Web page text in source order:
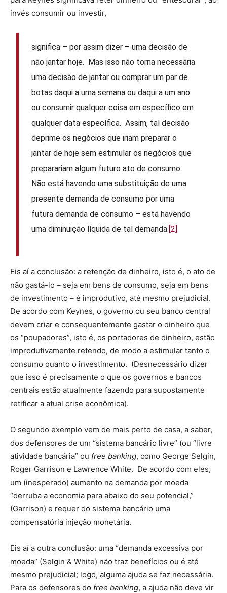
invés consumir ou investir,
significa – por assim dizer – uma decisão de
não jantar hoje. Mas isso não torna necessária
uma decisão de jantar ou comprar um par de
botas daqui a uma semana ou daqui a um ano
ou consumir qualquer coisa em específico em
qualquer data específica. Assim, tal decisão
deprime os negócios que iriam preparar o
jantar de hoje sem estimular os negócios que
preparariam algum futuro ato de consumo.
Não está havendo uma substituição de uma
presente demanda de consumo por uma
futura demanda de consumo – está havendo
uma diminuição líquida de tal demanda.[2]
Eis aí a conclusão: a retenção de dinheiro, isto é, o ato de
não gastá-lo – seja em bens de consumo, seja em bens
de investimento – é improdutivo, até mesmo prejudicial.
De acordo com Keynes, o governo ou seu banco central
devem criar e consequentemente gastar o dinheiro que
os “poupadores”, isto é, os portadores de dinheiro, estão
improdutivamente retendo, de modo a estimular tanto o
consumo quanto o investimento. (Desnecessário dizer
que isso é precisamente o que os governos e bancos
centrais estão atualmente fazendo para supostamente
retificar a atual crise econômica).
O segundo exemplo vem de mais perto de casa, a saber,
dos defensores de um “sistema bancário livre” (ou “livre
atividade bancária” ou free banking, como George Selgin,
Roger Garrison e Lawrence White. De acordo com eles,
um (inesperado) aumento na demanda por moeda
“derruba a economia para abaixo do seu potencial,”
(Garrison) e requer do sistema bancário uma
compensatória injeção monetária.
Eis aí a outra conclusão: uma “demanda excessiva por
moeda” (Selgin & White) não traz benefícios ou é até
mesmo prejudicial; logo, alguma ajuda se faz necessária.
Para os defensores do free banking, a ajuda não deve vir